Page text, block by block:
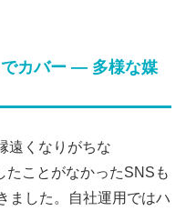
カバー ― 多様な媒
遠くなりがちな
たことがなかったSNSも
ました。自社運用ではハ